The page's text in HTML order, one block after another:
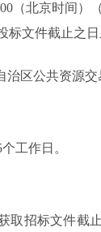
（北京时间）
标文件截止之日
治区公共资源
工作日。
取招标文件截